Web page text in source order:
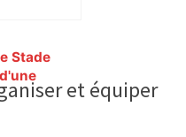
Stade
auet équiper